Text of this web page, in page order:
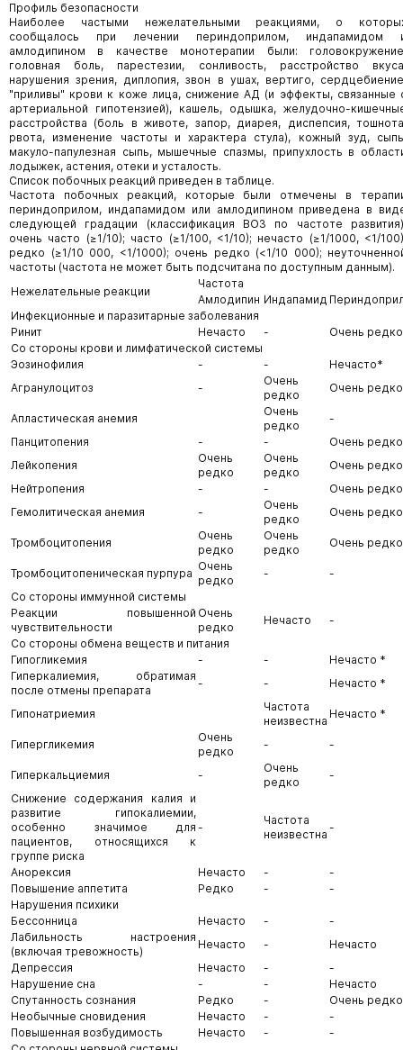
Профиль безопасности
Наиболее частыми нежелательными реакциями, о
сообщалось при лечении периндоприлом, индапамидом
амлодипином в качестве монотерапии были:
головная боль, парестезии, сонливость, расстройство
нарушения зрения, диплопия, звон в ушах, вертиго,
"приливы" крови к коже лица, снижение АД (и эффекты, связанные
артериальной гипотензией), кашель, одышка, желудочно-
расстройства (боль в животе, запор, диарея, диспепсия,
рвота, изменение частоты и характера стула), кожный зуд,
макуло-папулезная сыпь, мышечные спазмы, припухлость в
лодыжек, астения, отеки и усталость.
Список побочных реакций приведен в таблице.
Частота побочных реакций, которые были отмечены в
периндоприлом, индапамидом или амлодипином приведена в
следующей градации (классификация ВОЗ по частоте
очень часто (≥1/10); часто (≥1/100, <1/10); нечасто (≥1/1000, <1/
редко (≥1/10 000, <1/1000); очень редко (<1/10 000);
частоты (частота не может быть подсчитана по доступным данным).
Нежелательные реакции
Частота
Амлодипин Индапамид
Инфекционные и паразитарные заболевания
Ринит
Нечасто -
Очень редко
Со стороны крови и лимфатической системы
Эозинофилия
- -
Нечасто*
Агранулоцитоз
-
Очень
редко
Очень редко
Апластическая анемия
Очень
редко
-
Панцитопения
- -
Очень редко
Лейкопения
Очень
редко
Очень
редко
Очень редко
Нейтропения
- -
Очень редко
Гемолитическая анемия
-
Очень
редко
Очень редко
Тромбоцитопения
Очень
редко
Очень
редко
Очень редко
Тромбоцитопеническая пурпура
Очень
редко
-
-
Со стороны иммунной системы
Реакции повышенной
чувствительности
Очень
редко
Нечасто
-
Со стороны обмена веществ и питания
Гипогликемия
- -
Нечасто *
Гиперкалиемия, обратимая
после отмены препарата
- - Нечасто *
Гипонатриемия
Частота
неизвестна
Нечасто *
Гипергликемия
Очень
редко
- -
Гиперкальциемия -
Очень
редко
-
Снижение содержания калия и
развитие гипокалиемии,
особенно значимое для
пациентов, относящихся к
группе риска
-
Частота
неизвестна
-
Анорексия Нечасто -
-
Повышение аппетита
Редко -
-
Нарушения психики
Бессонница
Нечасто -
-
Лабильность настроения
(включая тревожность)
Нечасто -
Нечасто
Депрессия
Нечасто -
-
Нарушение сна
- -
Нечасто
Спутанность сознания
Редко -
Очень редко
Необычные сновидения
Нечасто -
-
Повышенная возбудимость
Нечасто -
-